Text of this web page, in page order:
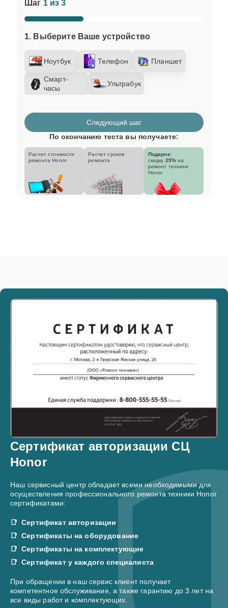
Шаг 1 из 3
1. Выберите Ваше устройство
Ноутбук Телефон Планшет
Смарт-
часы
Ультрабук
Следующий шаг
По окончанию теста вы получаете:
Расчет стоимости
ремонта Honor
Расчет сроков
ремонта
Подарок:
скидку 25% на
ремонт техники
Honor
Сертификат авторизации СЦ
Honor
Наш сервисный центр обладает всеми необходимыми для
осуществления профессионального ремонта техники Honor
сертификатами:
Сертификат авторизации
Сертификаты на оборудование
Сертификаты на комплектующие
Сертификат у каждого специалиста
При обращении в наш сервис клиент получает
компетентное обслуживание, а также гарантию до 3 лет на
все виды работ и комплектующих.